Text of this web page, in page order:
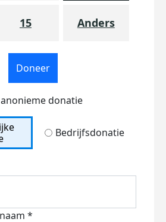
15 Anders
Doneer
donatie
Bedrijfsdonatie
*